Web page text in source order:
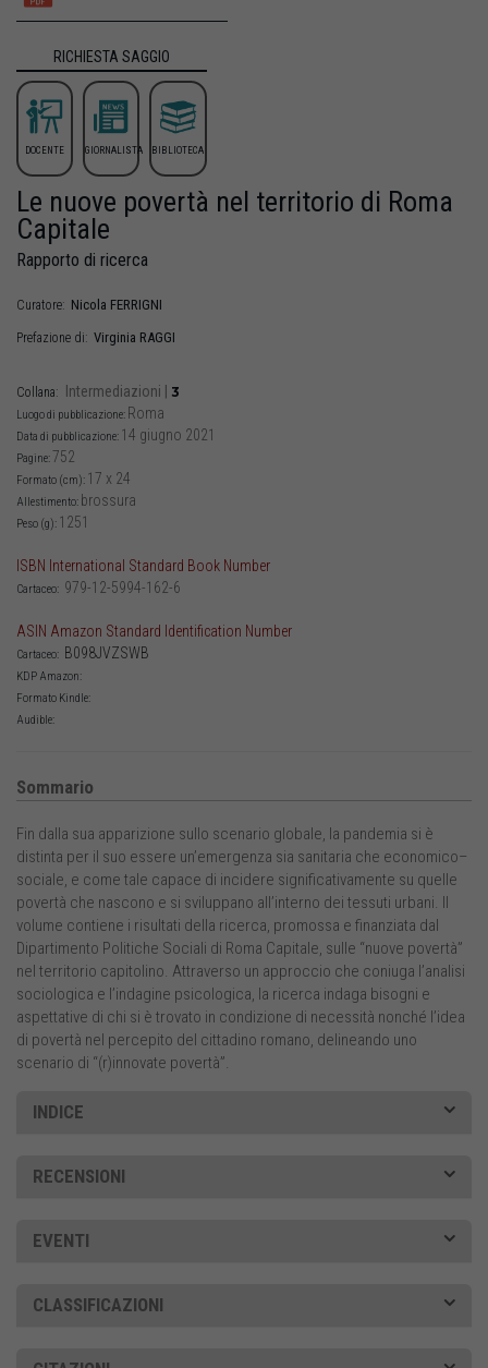
RICHIESTA SAGGIO
DOCENTE GIORNALISTA BIBLIOTECA
Le nuove povertà nel territorio di Roma
Capitale
Rapporto di ricerca
Curatore: Nicola FERRIGNI
Prefazione di: Virginia RAGGI
Collana: Intermediazioni 3
Luogo di pubblicazione: Roma
Data di pubblicazione: 14 giugno 2021
Pagine:752
Formato (cm): 17 x 24
Allestimento: brossura
Peso (g): 1251
ISBN International Standard Book Number
Cartaceo: 979-12-5994-162-6
ASIN Amazon Standard Identification Number
Cartaceo: B098JVZSWB
KDP Amazon:
Formato Kindle:
Audible:
Sommario
Fin dalla sua apparizione sullo scenario globale, la pandemia si è
distinta per il suo essere un’emergenza sia sanitaria che economico–
sociale, e come tale capace di incidere significativamente su quelle
povertà che nascono e si sviluppano all’interno dei tessuti urbani. Il
volume contiene i risultati della ricerca, promossa e finanziata dal
Dipartimento Politiche Sociali di Roma Capitale, sulle “nuove povertà”
nel territorio capitolino. Attraverso un approccio che coniuga l’analisi
sociologica e l’indagine psicologica, la ricerca indaga bisogni e
aspettative di chi si è trovato in condizione di necessità nonché l’idea
di povertà nel percepito del cittadino romano, delineando uno
scenario di “(r)innovate povertà”.
INDICE
RECENSIONI
EVENTI
CLASSIFICAZIONI